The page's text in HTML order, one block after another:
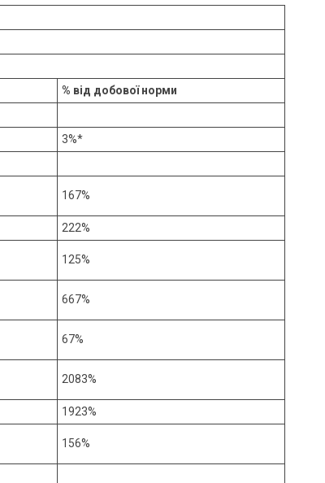
% від добової норми
3%*
167%
222%
125%
667%
67%
2083%
1923%
156%